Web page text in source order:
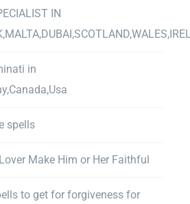
IN
in
spells
Make Him or Her Faithful
to get for forgiveness for